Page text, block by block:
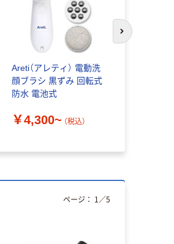
Areti（アレティ） 電動洗
顔ブラシ 黒ずみ 回転式
防水 電池式
￥4,300~ （税込）
次のスライド
ページ： 1 ／5